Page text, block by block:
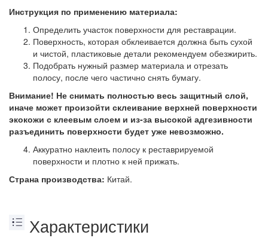
Инструкция по применению материала:
Определить участок поверхности для реставрации.
Поверхность, которая обклеивается должна быть сухой
и чистой, пластиковые детали рекомендуем обезжирить.
Подобрать нужный размер материала и отрезать
полосу, после чего частично снять бумагу.
Внимание! Не снимать полностью весь защитный слой,
иначе может произойти склеивание верхней поверхности
экокожи с клеевым слоем и из-за высокой адгезивности
разъединить поверхности будет уже невозможно.
Аккуратно наклеить полосу к реставрируемой
поверхности и плотно к ней прижать.
Страна производства: Китай.
Характеристики